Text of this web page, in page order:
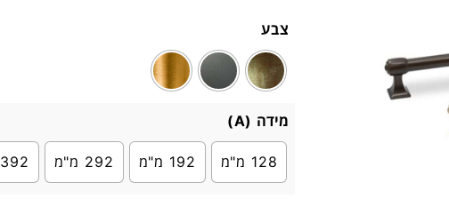
צבע
מידה (A)
128 מ"מ 192 מ"מ 292 מ"מ 392 מ"מ